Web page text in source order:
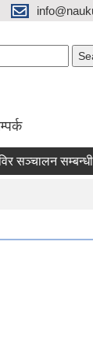
सम्बन्धी